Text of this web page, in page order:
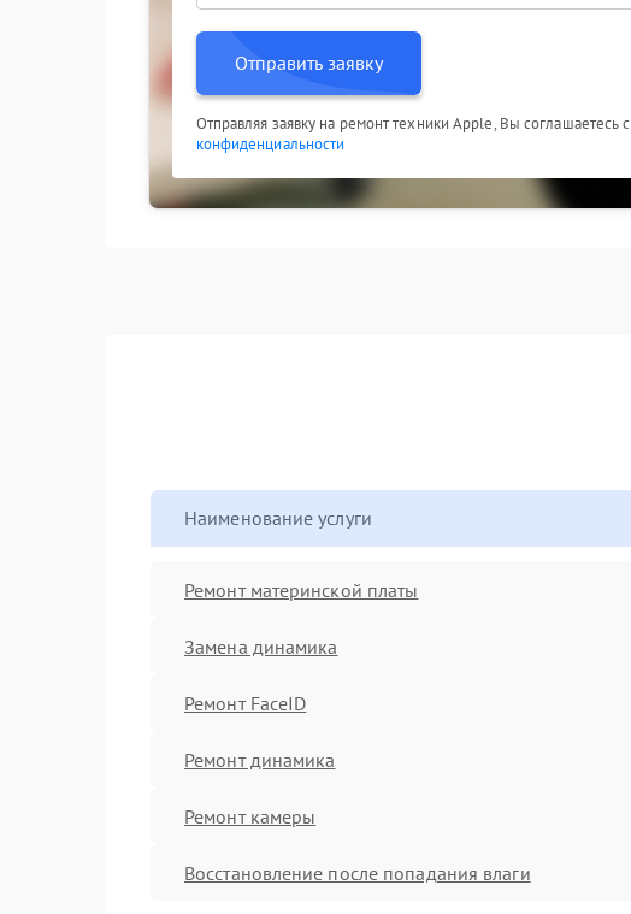
Отправить заявку
Отправляя заявку на ремонт техники Apple, Вы соглашаетесь с
конфиденциальности
Наименование услуги
Ремонт материнской платы
Замена динамика
Ремонт FaceID
Ремонт динамика
Ремонт камеры
Восстановление после попадания влаги